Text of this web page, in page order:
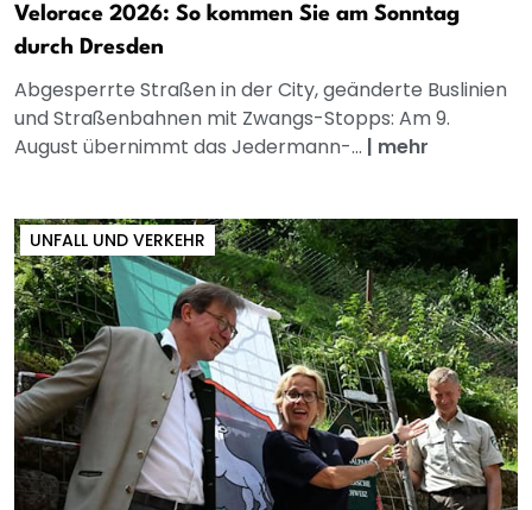
Velorace 2026: So kommen Sie am Sonntag
durch Dresden
Abgesperrte Straßen in der City, geänderte Buslinien
und Straßenbahnen mit Zwangs-Stopps: Am 9.
August übernimmt das Jedermann-... | mehr
UNFALL UND VERKEHR